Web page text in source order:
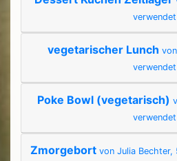
verwendet
vegetarischer Lunch
verwendet
Poke Bowl (vegetarisch)
verwendet
Zmorgebort von Julia Bechter,